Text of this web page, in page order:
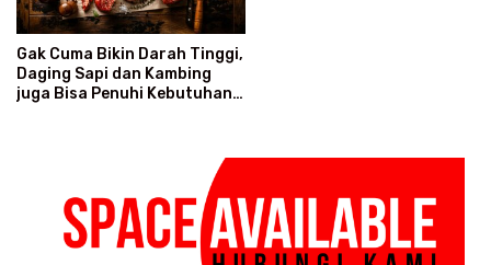
Gak Cuma Bikin Darah Tinggi,
Daging Sapi dan Kambing
juga Bisa Penuhi Kebutuhan